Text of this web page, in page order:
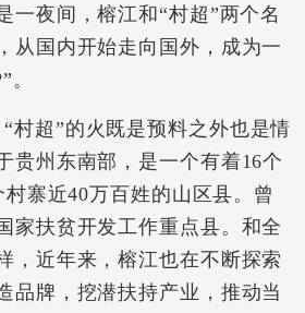
一夜间，榕江和“村超”两个名
从国内开始走向国外，成为一
村超”的火既是预料之外也是情
贵州东南部，是一个有着16个
寨近40万百姓的山区县。曾
家扶贫开发工作重点县。和全
，近年来，榕江也在不断探索
品牌，挖潜扶持产业，推动当